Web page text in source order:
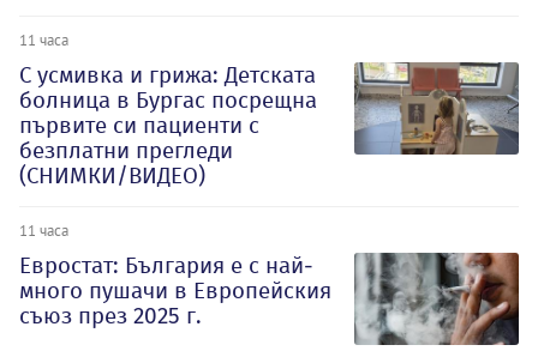
11 часа
С усмивка и грижа: Детската
болница в Бургас посрещна
първите си пациенти с
безплатни прегледи
(СНИМКИ/ВИДЕО)
11 часа
Евростат: България е с най-
много пушачи в Европейския
съюз през 2025 г.